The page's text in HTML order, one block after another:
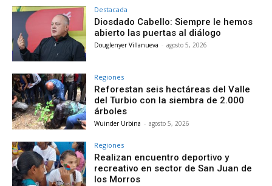
Destacada
Diosdado Cabello: Siempre le hemos
abierto las puertas al diálogo
Douglenyer Villanueva - agosto 5, 2026
Regiones
Reforestan seis hectáreas del Valle
del Turbio con la siembra de 2.000
árboles
Wuinder Urbina - agosto 5, 2026
Regiones
Realizan encuentro deportivo y
recreativo en sector de San Juan de
los Morros